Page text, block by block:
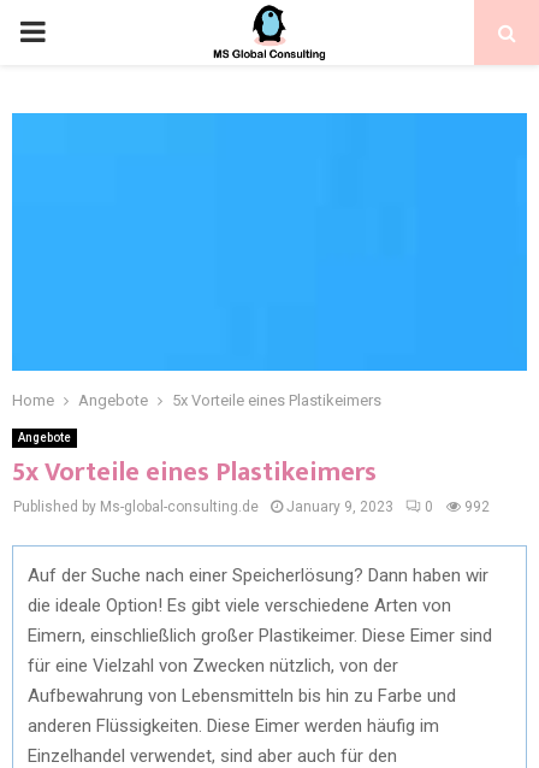
Home Angebote 5x Vorteile eines Plastikeimers
Angebote
5x Vorteile eines Plastikeimers
Published by Ms-global-consulting.de January 9, 2023 0 992
Auf der Suche nach einer Speicherlösung? Dann haben wir
die ideale Option! Es gibt viele verschiedene Arten von
Eimern, einschließlich großer Plastikeimer. Diese Eimer sind
für eine Vielzahl von Zwecken nützlich, von der
Aufbewahrung von Lebensmitteln bis hin zu Farbe und
anderen Flüssigkeiten. Diese Eimer werden häufig im
Einzelhandel verwendet, sind aber auch für den